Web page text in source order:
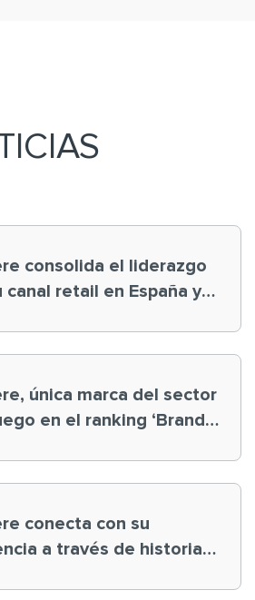
consolida el liderazgo
canal retail en España y
única marca del sector
en el ranking ‘Brand
conecta con su
a través de historias